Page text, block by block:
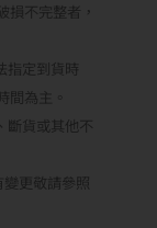
損不完整者，
指定到貨時
為主。
斷貨或其他不
更敬請參照